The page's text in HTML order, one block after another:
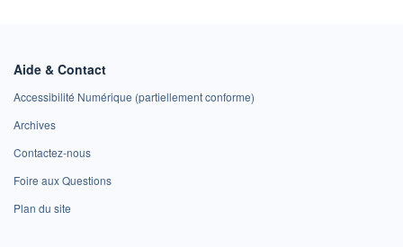
Aide & Contact
Accessibilité Numérique (partiellement conforme)
Archives
Contactez-nous
Foire aux Questions
Plan du site